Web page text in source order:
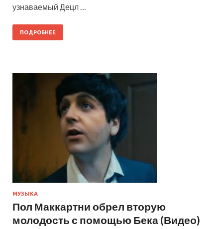
узнаваемый Децл …
ПОДРОБНЕЕ
МУЗЫКА
Пол Маккартни обрел вторую
молодость с помощью Бека (Видео)